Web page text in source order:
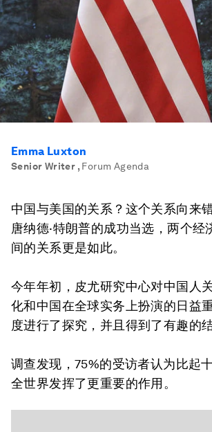
Emma Luxton
Senior Writer , Forum Agenda
中国与美国的关系？这个关系向来
唐纳德·特朗普的成功当选，两个经
间的关系更是如此。
今年年初，皮尤研究中心对中国人
化和中国在全球实务上扮演的日益
度进行了探究，并且得到了有趣的结
调查发现，75%的受访者认为比起
全世界发挥了更重要的作用。